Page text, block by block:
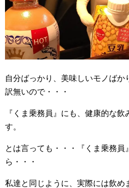
自分ばっかり、美味しいモノばか
訳無いので・・・
『くま乗務員』にも、健康的な飲
す。
とは言っても・・・『くま乗務員
ら・・・
私達と同じように、実際には飲め